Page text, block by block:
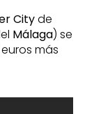
Cityde
Málaga) se
más